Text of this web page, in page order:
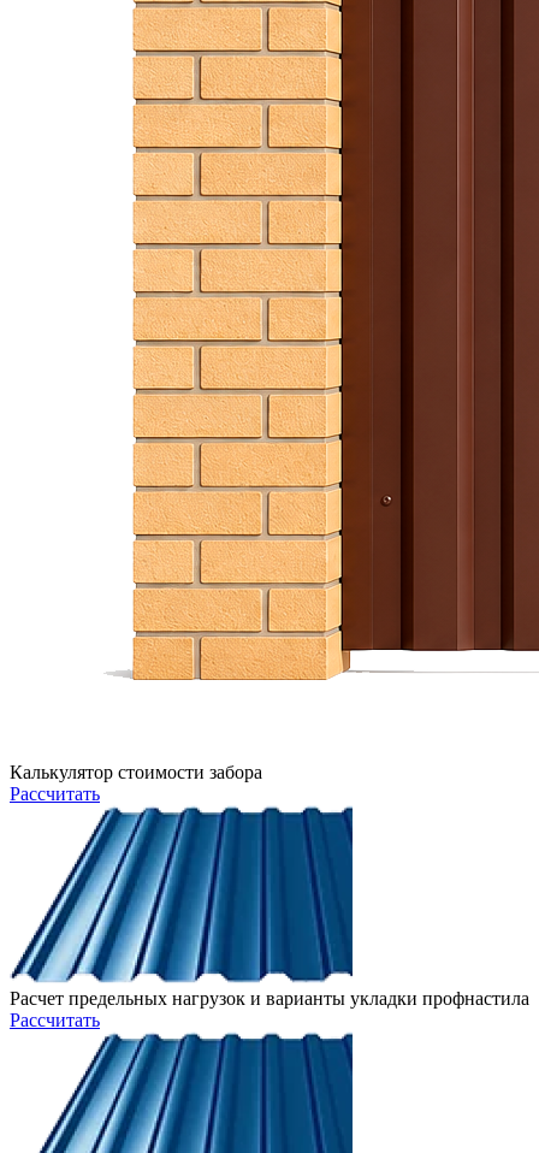
Калькулятор стоимости забора
Рассчитать
Расчет предельных нагрузок и варианты укладки профнастила
Рассчитать